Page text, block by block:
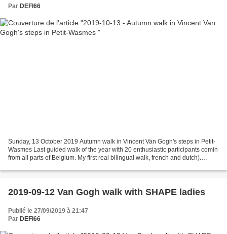
Par DEFI66
Sunday, 13 October 2019 Autumn walk in Vincent Van Gogh's steps in Petit-
Wasmes Last guided walk of the year with 20 enthusiastic participants comin
from all parts of Belgium. My first real bilingual walk, french and dutch).
2019-09-12 Van Gogh walk with SHAPE ladies
Publié le 27/09/2019 à 21:47
Par DEFI66